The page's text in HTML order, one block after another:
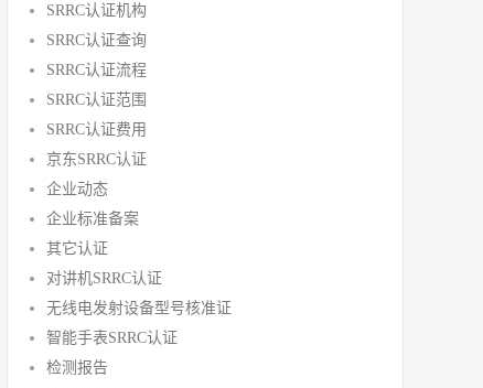
SRRC认证机构
SRRC认证查询
SRRC认证流程
SRRC认证范围
SRRC认证费用
京东SRRC认证
企业动态
企业标准备案
其它认证
对讲机SRRC认证
无线电发射设备型号核准证
智能手表SRRC认证
检测报告